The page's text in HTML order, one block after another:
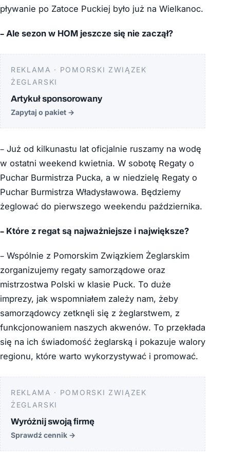
pływanie po Zatoce Puckiej było już na Wielkanoc.
– Ale sezon w HOM jeszcze się nie zaczął?
REKLAMA · POMORSKI ZWIĄZEK
ŻEGLARSKI
Artykuł sponsorowany
Zapytaj o pakiet →
– Już od kilkunastu lat oficjalnie ruszamy na wodę
w ostatni weekend kwietnia. W sobotę Regaty o
Puchar Burmistrza Pucka, a w niedzielę Regaty o
Puchar Burmistrza Władysławowa. Będziemy
żeglować do pierwszego weekendu października.
– Które z regat są najważniejsze i największe?
– Wspólnie z Pomorskim Związkiem Żeglarskim
zorganizujemy regaty samorządowe oraz
mistrzostwa Polski w klasie Puck. To duże
imprezy, jak wspomniałem zależy nam, żeby
samorządowcy zetknęli się z żeglarstwem, z
funkcjonowaniem naszych akwenów. To przekłada
się na ich świadomość żeglarską i pokazuje walory
regionu, które warto wykorzystywać i promować.
REKLAMA · POMORSKI ZWIĄZEK
ŻEGLARSKI
Wyróżnij swoją firmę
Sprawdź cennik →